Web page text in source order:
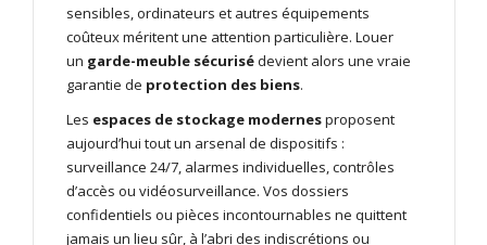
sensibles, ordinateurs et autres équipements
coûteux méritent une attention particulière. Louer
un garde-meuble sécurisédevient alors une vraie
garantie de protection des biens.
Les espaces de stockage modernesproposent
aujourd’hui tout un arsenal de dispositifs :
surveillance 24/7, alarmes individuelles, contrôles
d’accès ou vidéosurveillance. Vos dossiers
confidentiels ou pièces incontournables ne quittent
jamais un lieu sûr, à l’abri des indiscrétions ou